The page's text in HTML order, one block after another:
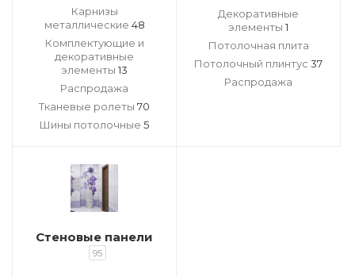
Карнизы
металлические 48
Комплектующие и
декоративные
элементы 13
Распродажа
Тканевые ролеты 70
Шины потолочные 5
Декоративные
элементы 1
Потолочная плита
Потолочный плинтус 37
Распродажа
Стеновые панели
95